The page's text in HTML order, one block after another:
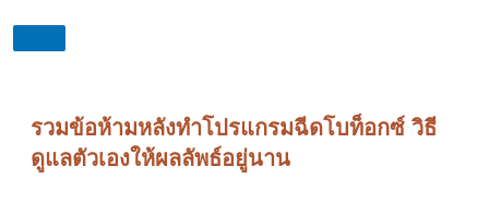
รวมข้อห้ามหลังทำโปรแกรมฉีดโบท็อกซ์ วิธี
ดูแลตัวเองให้ผลลัพธ์อยู่นาน